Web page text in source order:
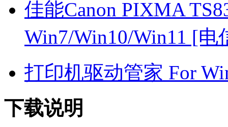
佳能Canon PIXMA
Win7/Win10/Win11 [电
打印机驱动管家 For
下载说明